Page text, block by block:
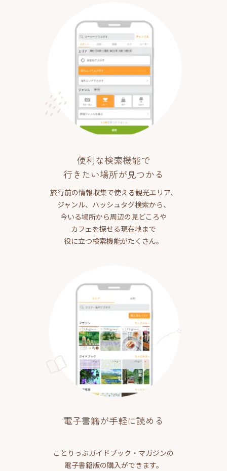
便利な検索機能で
行きたい場所が見つかる
旅行前の情報収集で使える観光エリア、
ジャンル、ハッシュタグ検索から、
今いる場所から周辺の見どころや
カフェを探せる現在地まで
役に立つ検索機能がたくさん。
電子書籍が手軽に読める
ことりっぷガイドブック・マガジンの
電子書籍版の購入ができます。